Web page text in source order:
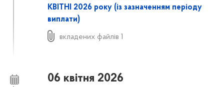
КВІТНІ 2026 року (із зазначенням періоду
виплати)
вкладених файлів 1
06 квітня 2026